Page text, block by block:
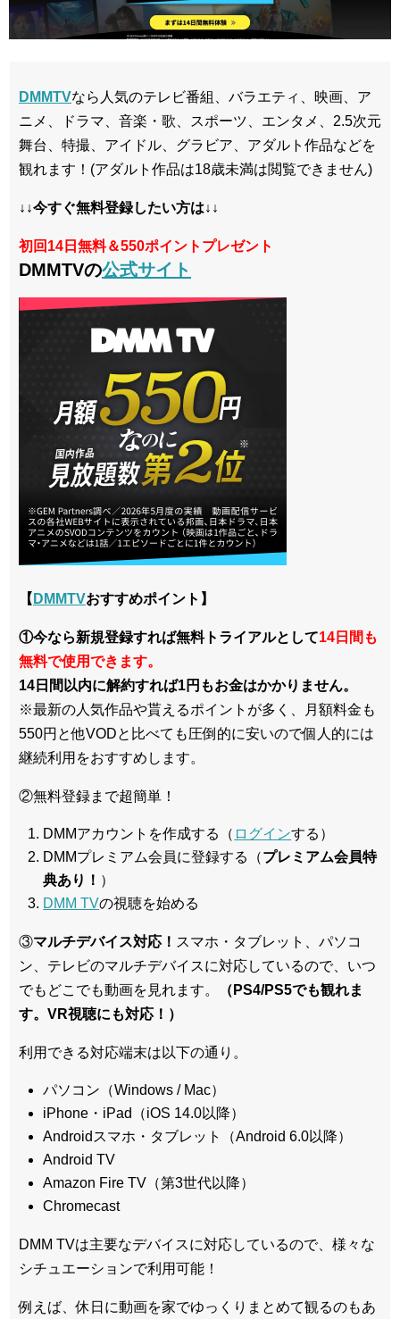
DMMTVなら人気のテレビ番組、バラエティ、映画、ア
ニメ、ドラマ、音楽・歌、スポーツ、エンタメ、2.5次元
舞台、特撮、アイドル、グラビア、アダルト作品などを
観れます！(アダルト作品は18歳未満は閲覧できません)
↓↓今すぐ無料登録したい方は↓↓
初回14日無料＆550ポイントプレゼント
DMMTVの公式サイト
【 DMMTVおすすめポイント】
①今なら新規登録すれば無料トライアルとして14日間も
無料で使用できます。
14日間以内に解約すれば1円もお金はかかりません。
※最新の人気作品や貰えるポイントが多く、月額料金も
550円と他VODと比べても圧倒的に安いので個人的には
継続利用をおすすめします。
②無料登録まで超簡単！
DMMアカウントを作成する（ ログインする）
DMMプレミアム会員に登録する（プレミアム会員特
典あり！ ）
DMM TVの視聴を始める
③マルチデバイス対応！ スマホ・タブレット、パソコ
ン、テレビのマルチデバイスに対応しているので、いつ
でもどこでも動画を見れます。
（PS4/PS5でも観れま
す。VR視聴にも対応！）
利用できる対応端末は以下の通り。
パソコン（Windows / Mac）
iPhone・iPad（iOS 14.0以降）
Androidスマホ・タブレット（Android 6.0以降）
Android TV
Amazon Fire TV（第3世代以降）
Chromecast
DMM TVは主要なデバイスに対応しているので、 様々な
シチュエーションで利用可能！
例えば、休日に動画を家でゆっくりまとめて観るのもあ